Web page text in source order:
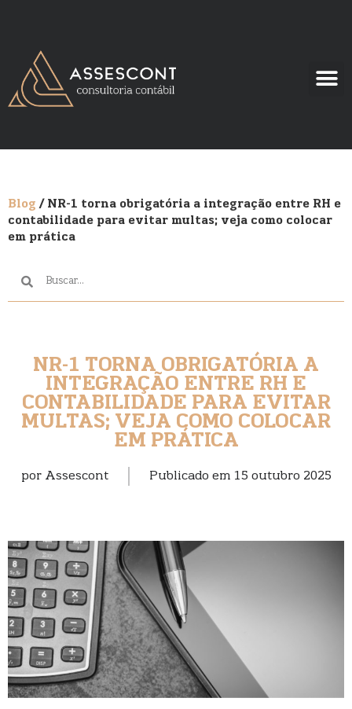
Blog/ NR-1 torna obrigatória a integração entre RH e
contabilidade para evitar multas; veja como colocar
em prática
NR-1 TORNA OBRIGATÓRIA A
INTEGRAÇÃO ENTRE RH E
CONTABILIDADE PARA EVITAR
MULTAS; VEJA COMO COLOCAR
EM PRÁTICA
por Assescont Publicado em 15 outubro 2025